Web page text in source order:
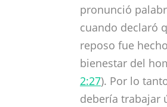
pronunció
cuando declaró
reposo fue
bienestar del
2:27). Por lo
debería trabajar